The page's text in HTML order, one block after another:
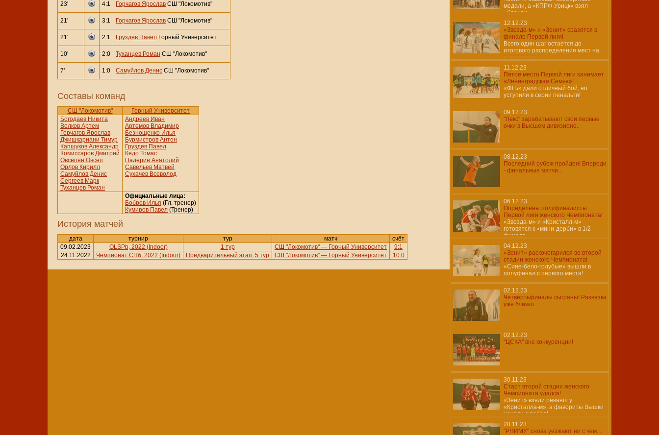
23' 4:1 Горчагов Ярослав СШ "Локомотив"
21' 3:1 Горчагов Ярослав СШ "Локомотив"
21' 2:1 Груздев Павел Горный Университет
10' 2:0 Туханцев Роман СШ "Локомотив"
7' 1:0 Самуйлов Денис СШ "Локомотив"
Составы команд
СШ "Локомотив"
Горный Университет
Богодаев Никита
Волков Артем
Горчагов Ярослав
Джишкариани Тимур
Капшуков Александр
Комиссаров Дмитрий
Овсепян Овсеп
Орлов Кирилл
Самуйлов Денис
Сергеев Марк
Туханцев Роман
Андреев Иван
Артемов Владимир
Безнощенко Илья
Бурмистров Антон
Груздев Павел
Кедо Томас
Падерин Анатолий
Савельев Матвей
Сухачев Всеволод
Официальные лица:
Бобров Илья (Гл. тренер)
Кумиров Павел (Тренер)
История матчей
дата турнир тур матч
счёт
09.02.2023
OLSPb, 2022 (Indoor) 1 тур СШ "Локомотив" — Горный Университет
9:1
24.11.2022
Чемпионат СПб, 2022 (Indoor) Предварительный этап. 5 тур СШ "Локомотив" — Горный Университет 10:0
медали, а «КПРФ-Урицк» взял
«бронзу»
12.12.23
«Звезда-м» и «Зенит» сразятся в
финале Первой лиги!
Всего один шаг остается до
итогового распределения мест на
пьедестале
11.12.23
Пятое место Первой лиги занимает
«Ленинградская Семья»!
«ФТБ» дали отличный бой, но
уступили в серии пенальти!
09.12.23
"Лекс" зарабатывают свои первые
очки в Высшем дивизионе..
08.12.23
Последний рубеж пройден! Впереди
- финальные матчи...
06.12.23
Определены полуфиналисты
Первой лиги женского Чемпионата!
«Звезда-м» и «Кристалл-м»
готовятся к «мини-дерби» в 1/2
финала
04.12.23
«Зенит» раскочегарился во второй
стадии женского Чемпионата!
«Сине-бело-голубые» вышли в
полуфинал с первого места!
02.12.23
Четвертьфиналы сыграны! Развязка
уже близко...
02.12.23
"ЦСКА" вне конкуренции!
30.11.23
Старт второй стадии женского
Чемпионата удался!
«Зенит» взяли реванш у
«Кристалла-м», а фавориты Вышки
начали с побед!
28.11.23
"РНИМУ" снова уезжают ни с чем...